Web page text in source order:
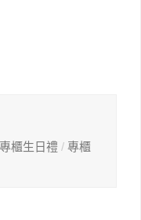
專櫃生日禮 / 專櫃